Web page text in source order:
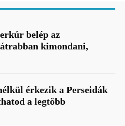
belép az
kimondani,
érkezik a Perseidák
a legtöbb